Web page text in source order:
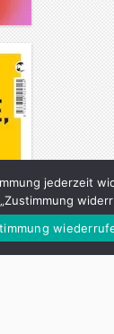
jederzeit